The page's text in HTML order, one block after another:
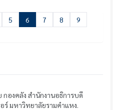
5 6 7 8
9
กองคลัง สำนักงานอธิการบดี
มหาวิทยาลัยรามคำแหง.